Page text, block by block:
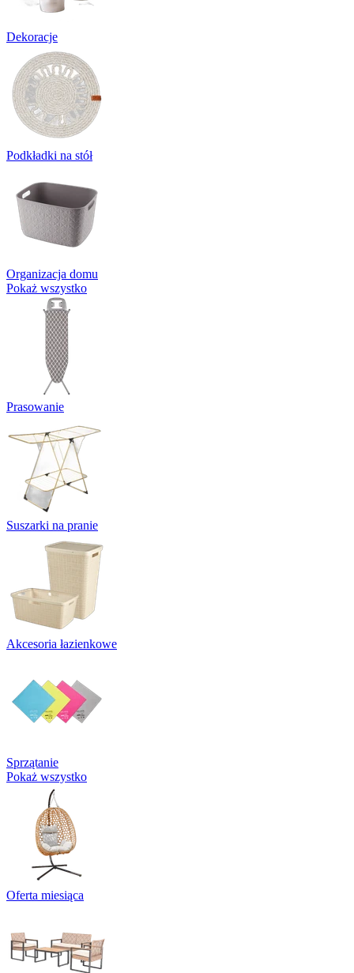
Dekoracje
Podkładki na stół
Organizacja domu
Pokaż wszystko
Prasowanie
Suszarki na pranie
Akcesoria łazienkowe
Sprzątanie
Pokaż wszystko
Oferta miesiąca